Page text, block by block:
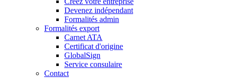
Devenez indépendant
Formalités admin
Formalités export
Carnet ATA
Certificat d'origine
GlobalSign
Service consulaire
Contact